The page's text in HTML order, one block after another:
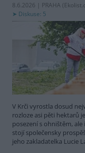
8.6.2026 | PRAHA (
Diskuse: 5
V Krči vyrostla dosud
rozloze asi pěti hektarů
posezení s ohništěm,
stojí společensky
jeho zakladatelka Lucie